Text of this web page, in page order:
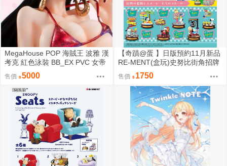
MegaHouse POP 海賊王 波雅 漢
考克 紅色泳裝 BB_EX PVC 女帝
蛇姬 航海王 15周年 全新現貨
售價 5000
【奇蹟@蛋 】日版預約11月新品
RE-MENT(盒玩)史努比街角招牌
場景 中盒販售
售價 1750